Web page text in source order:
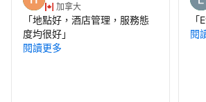
加拿大
「地點好，酒店管理，服務態
度均很好」
閱讀更多
「
閱